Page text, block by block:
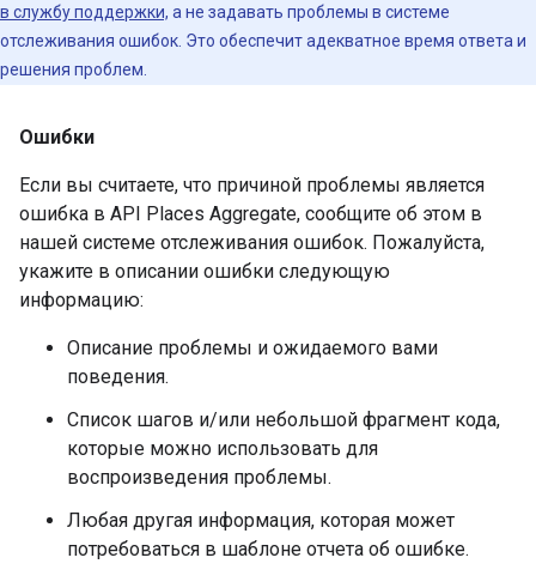
в службу поддержки, а не задавать проблемы в системе
отслеживания ошибок. Это обеспечит адекватное время ответа и
решения проблем.
Ошибки
Если вы считаете, что причиной проблемы является
ошибка в API Places Aggregate, сообщите об этом в
нашей системе отслеживания ошибок. Пожалуйста,
укажите в описании ошибки следующую
информацию:
Описание проблемы и ожидаемого вами
поведения.
Список шагов и/или небольшой фрагмент кода,
которые можно использовать для
воспроизведения проблемы.
Любая другая информация, которая может
потребоваться в шаблоне отчета об ошибке.